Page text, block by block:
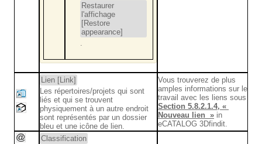
Restaurer
l'affichage
[Restore
appearance]
.
Lien [Link]
Les répertoires/projets qui sont
liés et qui se trouvent
physiquement à un autre endroit
sont représentés par un dossier
bleu et une icône de lien.
Vous trouverez de plus
amples informations sur le
travail avec les liens sous
Section 5.8.2.1.4, «
Nouveau lien » in
eCATALOG 3Dfindit.
Classification